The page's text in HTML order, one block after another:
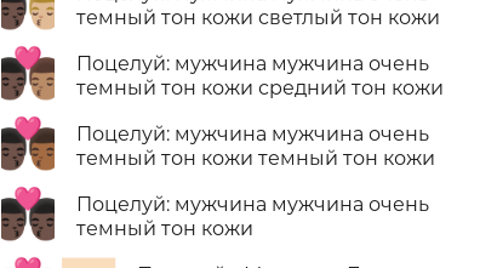
темный тон кожи светлый тон кожи
👨🏿‍❤️‍💋‍👨🏽
Поцелуй: мужчина мужчина очень
темный тон кожи средний тон кожи
👨🏿‍❤️‍💋‍👨🏾
Поцелуй: мужчина мужчина очень
темный тон кожи темный тон кожи
👨🏿‍❤️‍💋‍👨🏿
Поцелуй: мужчина мужчина очень
темный тон кожи